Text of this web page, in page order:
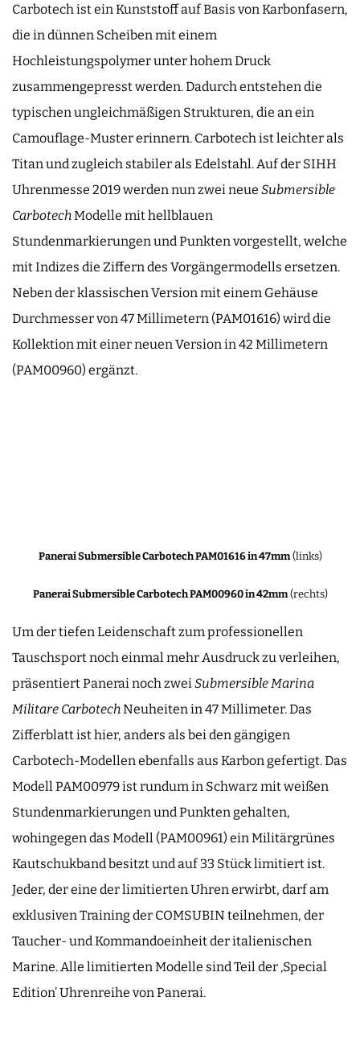
Carbotech ist ein Kunststoff auf Basis von Karbonfasern,
die in dünnen Scheiben mit einem
Hochleistungspolymer unter hohem Druck
zusammengepresst werden. Dadurch entstehen die
typischen ungleichmäßigen Strukturen, die an ein
Camouflage-Muster erinnern. Carbotech ist leichter als
Titan und zugleich stabiler als Edelstahl. Auf der SIHH
Uhrenmesse 2019 werden nun zwei neue Submersible
CarbotechModelle mit hellblauen
Stundenmarkierungen und Punkten vorgestellt, welche
mit Indizes die Ziffern des Vorgängermodells ersetzen.
Neben der klassischen Version mit einem Gehäuse
Durchmesser von 47 Millimetern (PAM01616) wird die
Kollektion mit einer neuen Version in 42 Millimetern
(PAM00960) ergänzt.
Panerai Submersible Carbotech PAM01616 in 47mm(links)
Panerai Submersible Carbotech PAM00960 in 42mm(rechts)
Um der tiefen Leidenschaft zum professionellen
Tauschsport noch einmal mehr Ausdruck zu verleihen,
präsentiert Panerai noch zweiSubmersible Marina
Militare CarbotechNeuheiten in 47 Millimeter. Das
Zifferblatt ist hier, anders als bei den gängigen
Carbotech-Modellen ebenfalls aus Karbon gefertigt. Das
Modell PAM00979 ist rundum in Schwarz mit weißen
Stundenmarkierungen und Punkten gehalten,
wohingegen das Modell (PAM00961) ein Militärgrünes
Kautschukband besitzt und auf 33 Stück limitiert ist.
Jeder, der eine der limitierten Uhren erwirbt, darf am
exklusiven Training der COMSUBIN teilnehmen, der
Taucher- und Kommandoeinheit der italienischen
Marine. Alle limitierten Modelle sind Teil der ‚Special
Edition’ Uhrenreihe von Panerai.